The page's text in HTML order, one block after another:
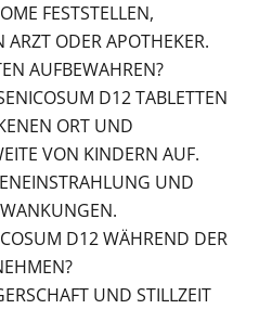
FESTSTELLEN,
ARZT ODER APOTHEKER.
AUFBEWAHREN?
D12 TABLETTEN
ORT UND
VON KINDERN AUF. V
UND S
D12 WÄHREND DER
UND STILLZEIT